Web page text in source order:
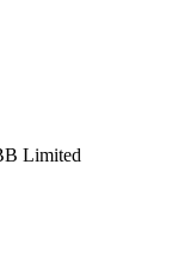
Limited